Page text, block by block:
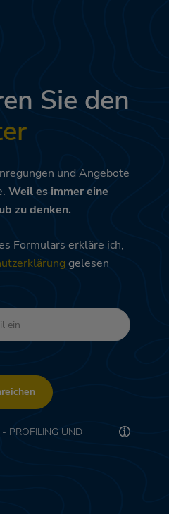
Sie den
und Angebote
Weil es immer eine
zu denken.
Formulars erkläre ich,
gelesen
- PROFILING UND